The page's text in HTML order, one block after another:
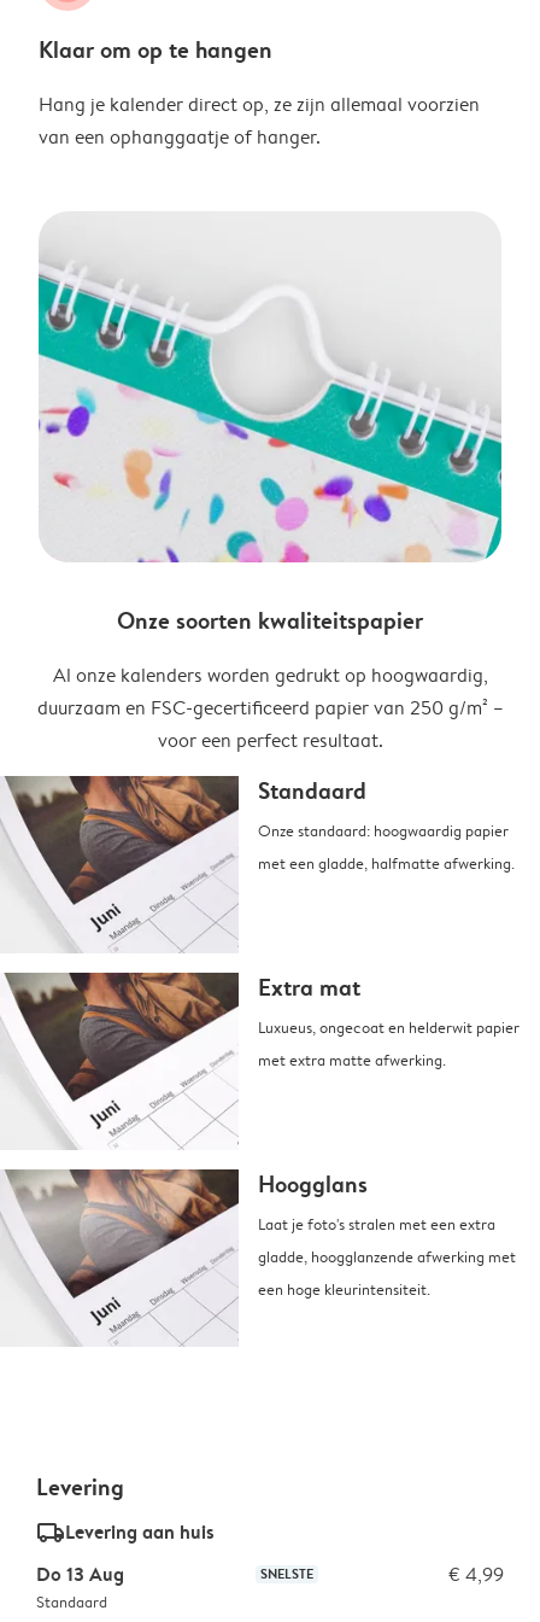
Klaar om op te hangen
Hang je kalender direct op, ze zijn allemaal voorzien
van een ophanggaatje of hanger.
Onze soorten kwaliteitspapier
Al onze kalenders worden gedrukt op hoogwaardig,
duurzaam en FSC-gecertificeerd papier van 250 g/m² –
voor een perfect resultaat.
Standaard
Onze standaard: hoogwaardig papier
met een gladde, halfmatte afwerking.
Extra mat
Luxueus, ongecoat en helderwit papier
met extra matte afwerking.
Hoogglans
Laat je foto's stralen met een extra
gladde, hoogglanzende afwerking met
een hoge kleurintensiteit.
Levering
delivery_standard_v2Levering aan huis
Do 13 Aug
SNELSTE € 4,99
Standaard